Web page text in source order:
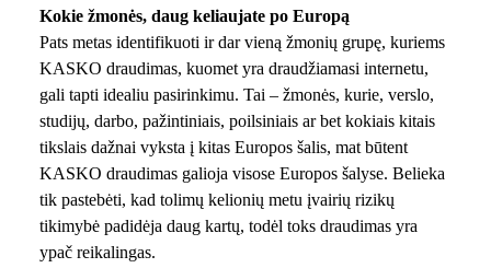
Kokie žmonės, daug keliaujate po Europą
Pats metas identifikuoti ir dar vieną žmonių grupę, kuriems
KASKO draudimas, kuomet yra draudžiamasi internetu,
gali tapti idealiu pasirinkimu. Tai – žmonės, kurie, verslo,
studijų, darbo, pažintiniais, poilsiniais ar bet kokiais kitais
tikslais dažnai vyksta į kitas Europos šalis, mat būtent
KASKO draudimas galioja visose Europos šalyse. Belieka
tik pastebėti, kad tolimų kelionių metu įvairių rizikų
tikimybė padidėja daug kartų, todėl toks draudimas yra
ypač reikalingas.